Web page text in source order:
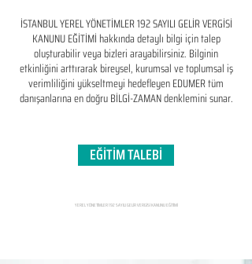
İSTANBUL YEREL YÖNETİMLER 192 SAYILI GELİR VERGİSİ
KANUNU EĞİTİMİ hakkında detaylı bilgi için talep
oluşturabilir veya bizleri arayabilirsiniz. Bilginin
etkinliğini arttırarak bireysel, kurumsal ve toplumsal iş
verimliliğini yükseltmeyi hedefleyen​ EDUMER tüm
danışanlarına en doğru BİLGİ-ZAMAN denklemini sunar.
EĞİTİM TALEBİ
YEREL YÖNETİMLER 192 SAYILI GELİR VERGİSİ KANUNU EĞİTİMİ